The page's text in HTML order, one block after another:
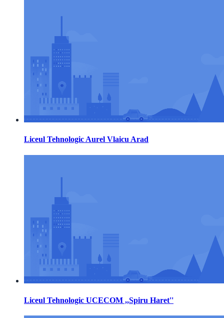
Liceul Tehnologic Aurel Vlaicu Arad
Liceul Tehnologic UCECOM ,,Spiru Haret''